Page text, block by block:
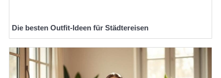
Die besten Outfit-Ideen für Städtereisen